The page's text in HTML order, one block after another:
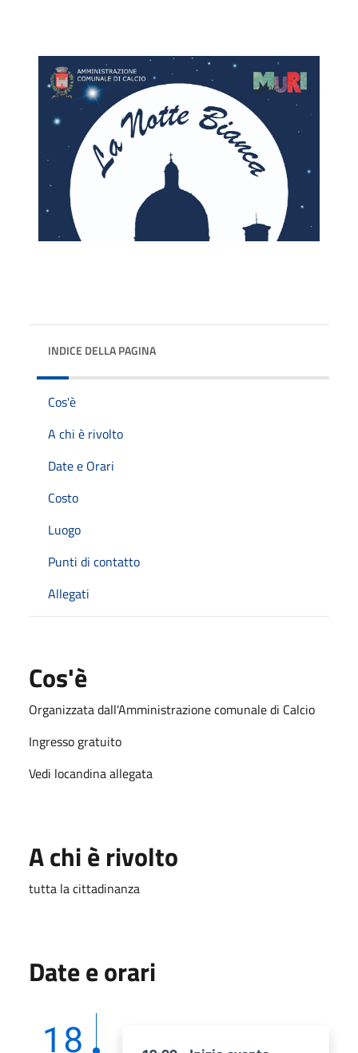
INDICE DELLA PAGINA
Cos'è
A chi è rivolto
Date e Orari
Costo
Luogo
Punti di contatto
Allegati
Cos'è
Organizzata dall'Amministrazione comunale di Calcio
Ingresso gratuito
Vedi locandina allegata
A chi è rivolto
tutta la cittadinanza
Date e orari
18